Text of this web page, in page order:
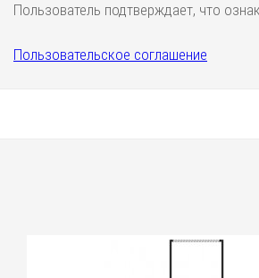
Пользователь подтверждает, что
Пользовательское соглашение